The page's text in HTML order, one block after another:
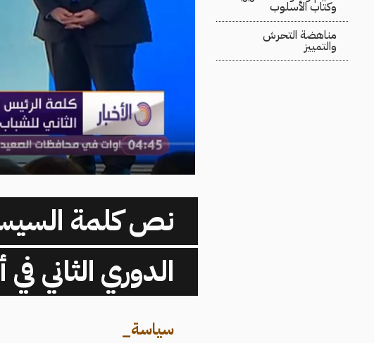
وكتاب الأسلوب
مناهضة التحرش
والتمييز
نص كلمة
الدوري الثاني في
سياسة_